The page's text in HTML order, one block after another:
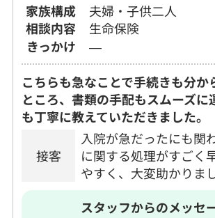
家族構成
夫婦・子供二人
相談内容
生命保険
きっかけ
―
こちらも急なことで手続きも分か
ところ、書類の手配もスムーズに
も丁寧に教えていただきました。
接客
入院が急だったにも関
に関する処理がすごく
やすく、大変助かりま
スタッフからのメッセ